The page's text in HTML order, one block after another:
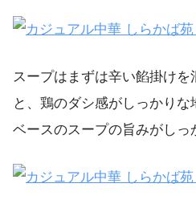
スープはまずは辛い餡掛け
と、鶏のダシ感がしっかりな
ベースのスープの旨みがしっ